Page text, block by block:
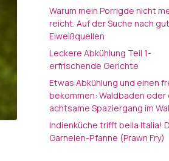
Warum mein Porrigde nicht
reicht. Auf der Suche nach
Eiweißquellen
Leckere Abkühlung Teil 1-
erfrischende Gerichte
Etwas Abkühlung und einen
bekommen: Waldbaden oder
achtsame Spaziergang im
Indienküche trifft bella Italia!
Garnelen-Pfanne (Prawn Fry)